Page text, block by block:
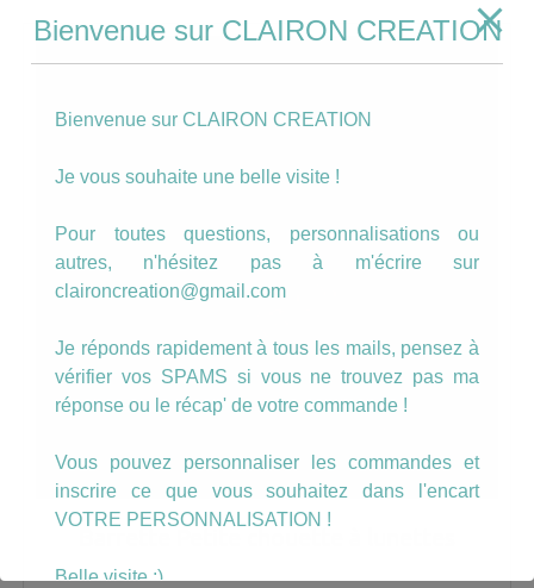
Bienvenue sur CLAIRON CREATION
Bienvenue sur CLAIRON CREATION
Je vous souhaite une belle visite !
Pour toutes questions, personnalisations ou
autres, n'hésitez pas à m'écrire sur
claironcreation@gmail.com
Je réponds rapidement à tous les mails, pensez à
vérifier vos SPAMS si vous ne trouvez pas ma
réponse ou le récap' de votre commande !
Vous pouvez personnaliser les commandes et
inscrire ce que vous souhaitez dans l'encart
VOTRE PERSONNALISATION !
Belle visite :)